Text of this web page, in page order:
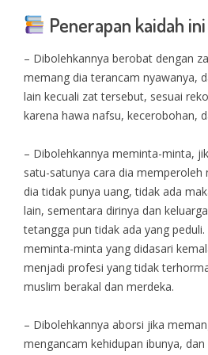
Penerapan kaidah
– Dibolehkannya berobat dengan
memang dia terancam nyawanya,
lain kecuali zat tersebut, sesuai
karena hawa nafsu, kecerobohan,
– Dibolehkannya meminta-minta,
satu-satunya cara dia memperoleh
dia tidak punya uang, tidak ada
lain, sementara dirinya dan
tetangga pun tidak ada yang
meminta-minta yang didasari
menjadi profesi yang tidak
muslim berakal dan merdeka.
– Dibolehkannya aborsi jika
mengancam kehidupan ibunya,